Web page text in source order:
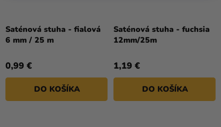
Saténová stuha - fialová
6 mm / 25 m
0,99 €
DO KOŠÍKA
Saténová stuha - fuchsia
12mm/25m
1,19 €
DO KOŠÍKA